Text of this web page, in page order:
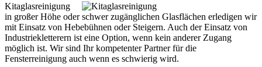
Kitaglasreinigung
in großer Höhe oder schwer zugänglichen Glasflächen erledigen wir
mit Einsatz von Hebebühnen oder Steigern. Auch der Einsatz von
Industriekletterern ist eine Option, wenn kein anderer Zugang
möglich ist. Wir sind Ihr kompetenter Partner für die
Fensterreinigung auch wenn es schwierig wird.